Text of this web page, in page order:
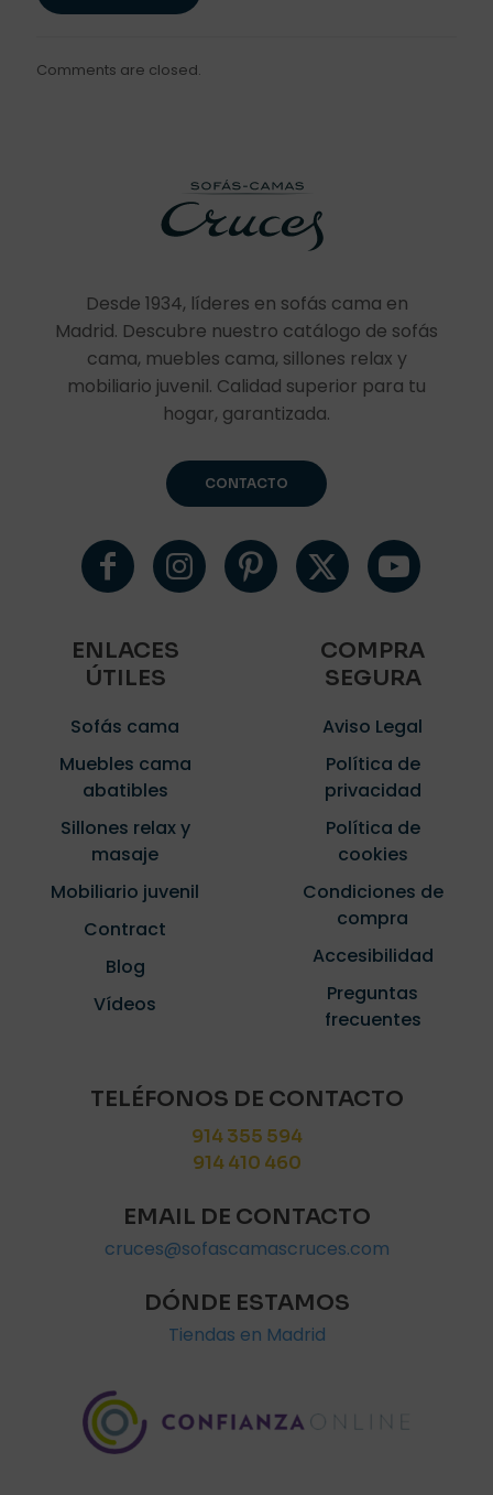
Comments are closed.
Desde 1934, líderes en sofás cama en
Madrid. Descubre nuestro catálogo de sofás
cama, muebles cama, sillones relax y
mobiliario juvenil. Calidad superior para tu
hogar, garantizada.
CONTACTO
ENLACES
ÚTILES
Sofás cama
Muebles cama
abatibles
Sillones relax y
masaje
Mobiliario juvenil
Contract
Blog
Vídeos
COMPRA
SEGURA
Aviso Legal
Política de
privacidad
Política de
cookies
Condiciones de
compra
Accesibilidad
Preguntas
frecuentes
TELÉFONOS DE CONTACTO
914 355 594
914 410 460
EMAIL DE CONTACTO
cruces@sofascamascruces.com
DÓNDE ESTAMOS
Tiendas en Madrid